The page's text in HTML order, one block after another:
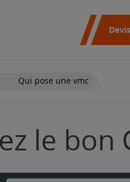
Qui pose une vmc
le bon